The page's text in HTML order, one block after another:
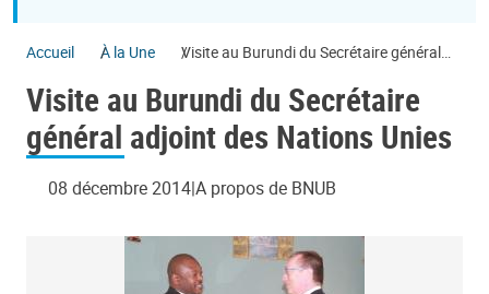
Accueil À la Une
Visite au Burundi du Secrétaire général
Visite au Burundi du Secrétaire
général adjoint des Nations Unies
08 décembre 2014A propos de BNUB